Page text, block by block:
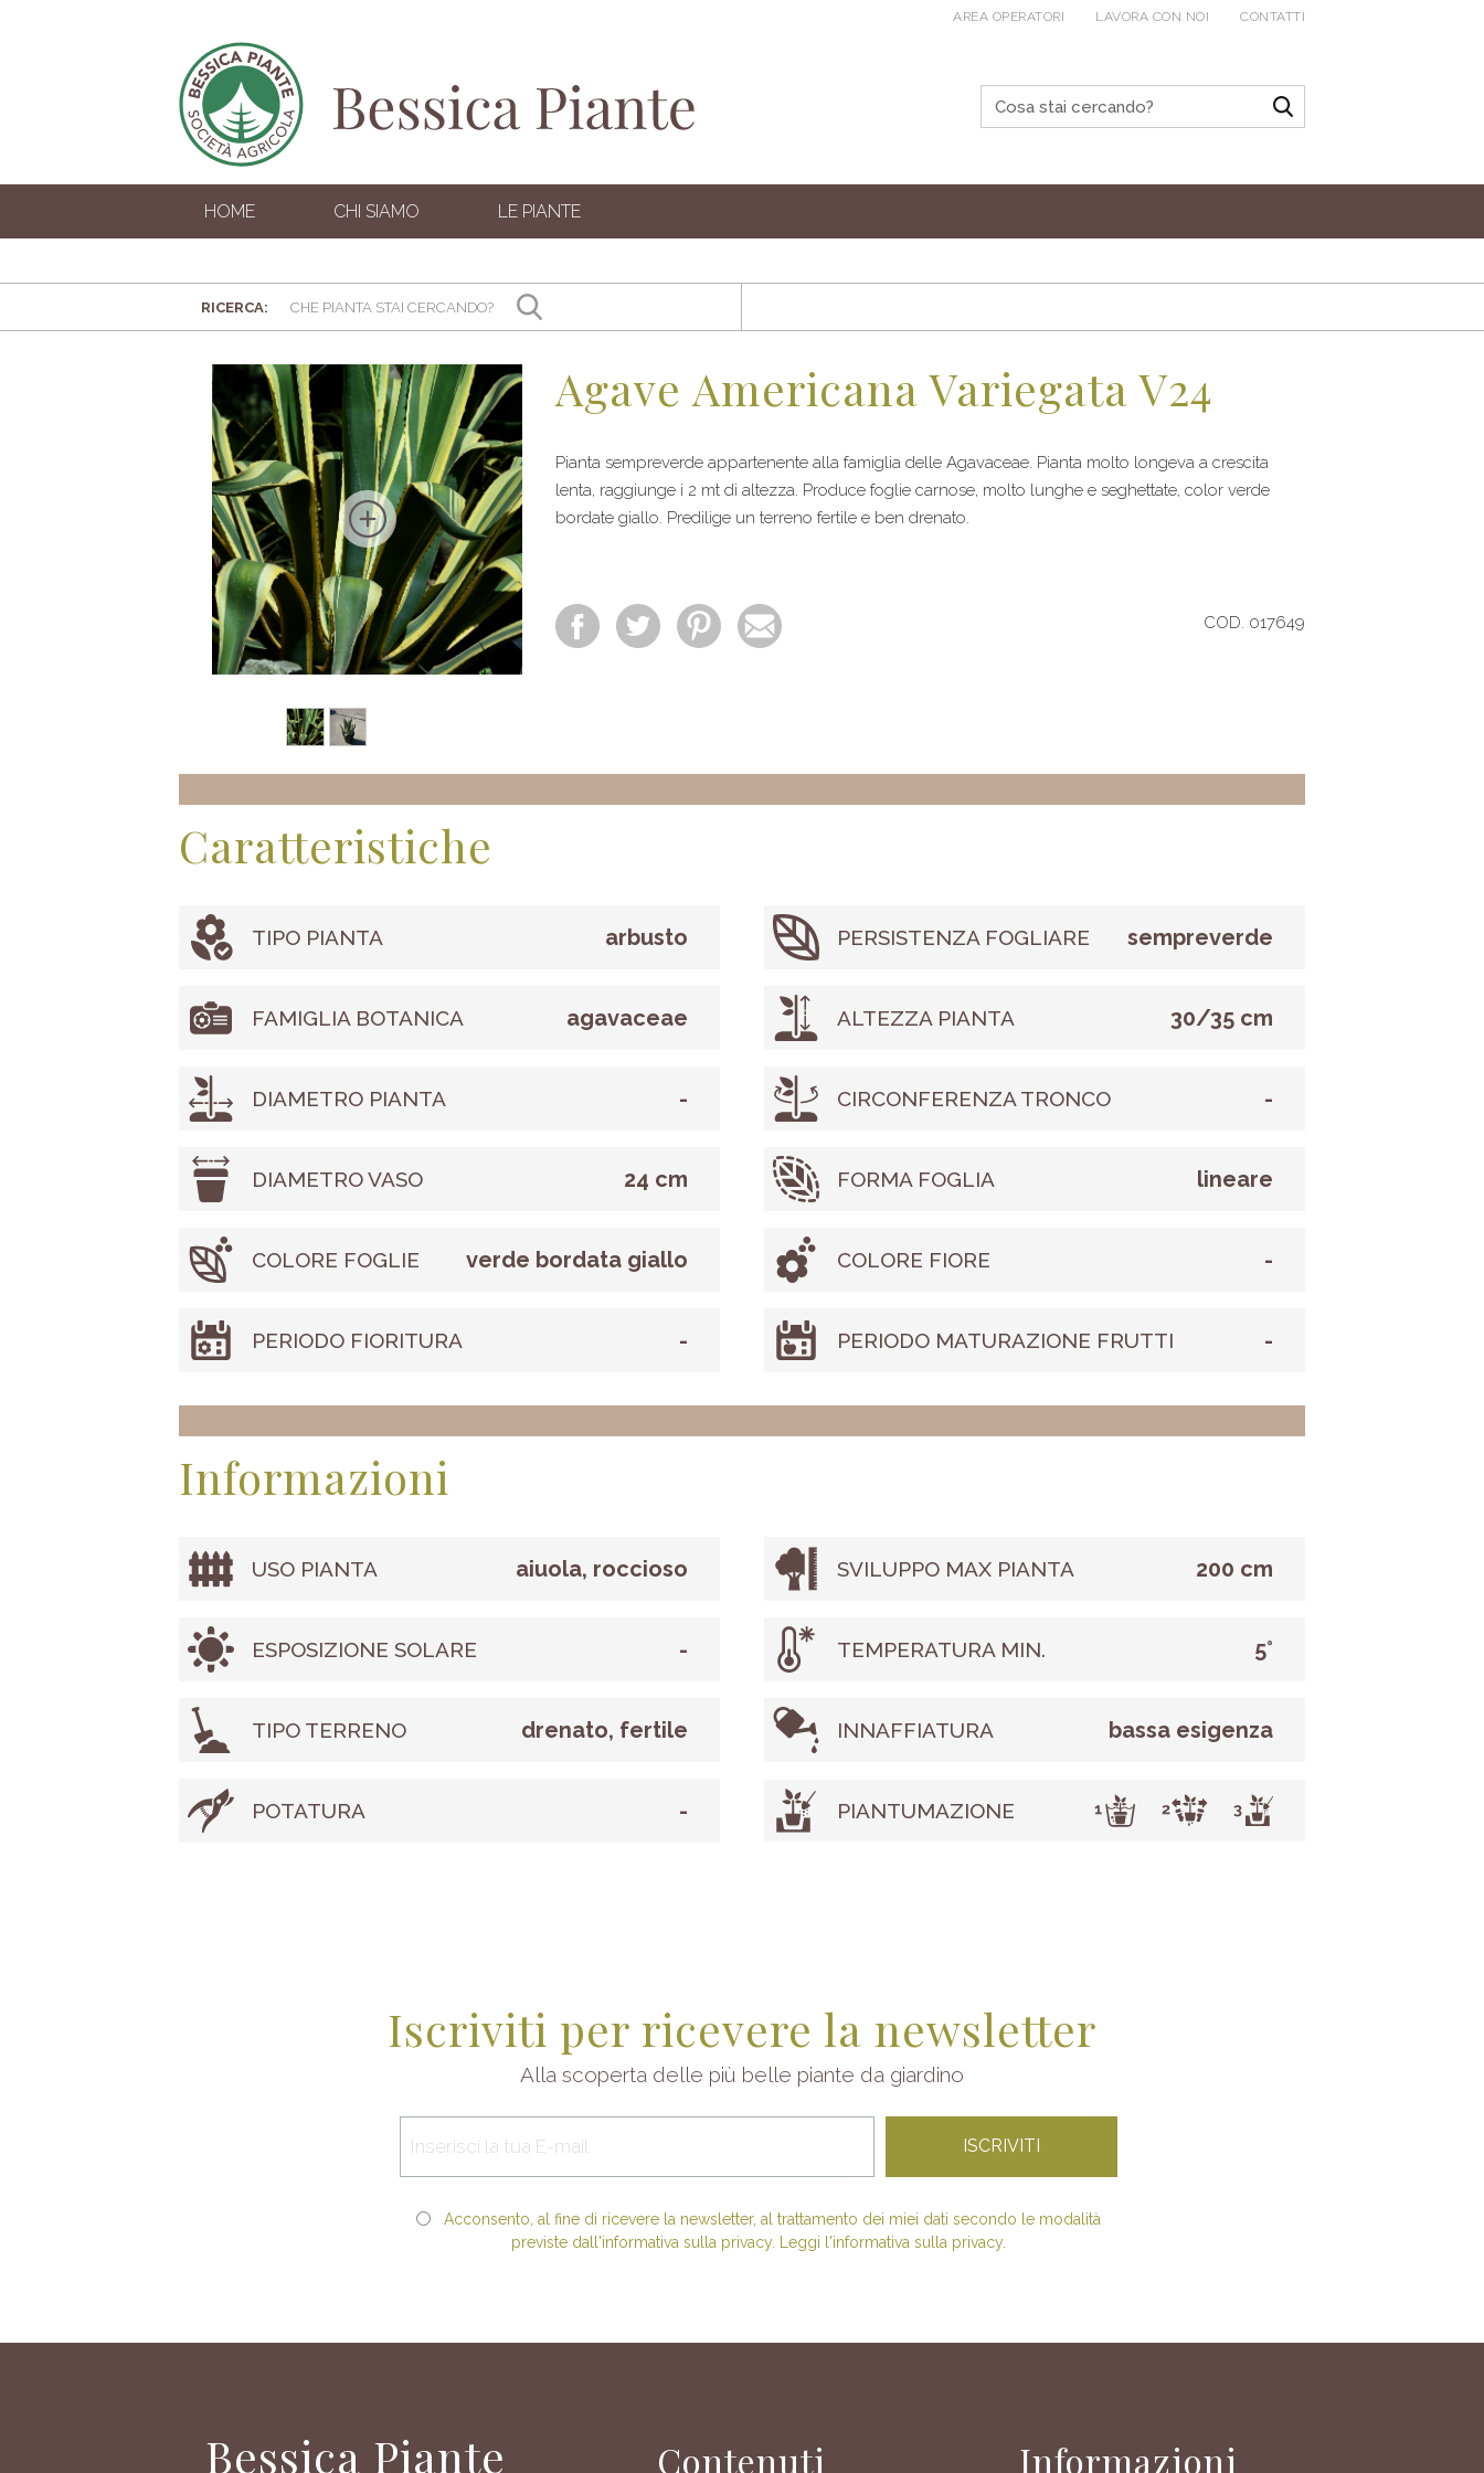
AREA OPERATORI LAVORA CON NOI CONTATTI
HOME CHI SIAMO LE PIANTE
RICERCA:
Agave Americana Variegata V24
Pianta sempreverde appartenente alla famiglia delle Agavaceae. Pianta molto longeva a crescita
lenta, raggiunge i 2 mt di altezza. Produce foglie carnose, molto lunghe e seghettate, color verde
bordate giallo. Predilige un terreno fertile e ben drenato.
COD. 017649
Caratteristiche
TIPO PIANTA arbusto PERSISTENZA FOGLIARE sempreverde
FAMIGLIA BOTANICA agavaceae ALTEZZA PIANTA 30/35 cm
DIAMETRO PIANTA - CIRCONFERENZA TRONCO -
DIAMETRO VASO 24 cm FORMA FOGLIA lineare
COLORE FOGLIE verde bordata giallo COLORE FIORE -
PERIODO FIORITURA - PERIODO MATURAZIONE FRUTTI -
Informazioni
USO PIANTA aiuola, roccioso SVILUPPO MAX PIANTA 200 cm
ESPOSIZIONE SOLARE - TEMPERATURA MIN. 5°
TIPO TERRENO drenato, fertile INNAFFIATURA bassa esigenza
POTATURA - PIANTUMAZIONE
Iscriviti per ricevere la newsletter
Alla scoperta delle più belle piante da giardino
Acconsento, al fine di ricevere la newsletter, al trattamento dei miei dati secondo le modalità
previste dall'informativa sulla privacy. Leggi l'informativa sulla privacy.
Bessica Piante Contenuti Informazioni